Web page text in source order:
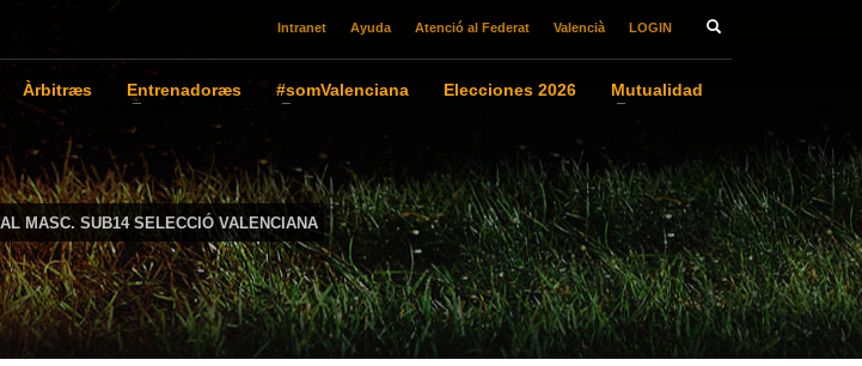
Intranet Ayuda Atenció al Federat Valencià LOGIN
Àrbitræs Entrenadoræs #somValenciana Elecciones 2026
Mutualidad
MASC. SUB14 SELECCIÓ VALENCIANA